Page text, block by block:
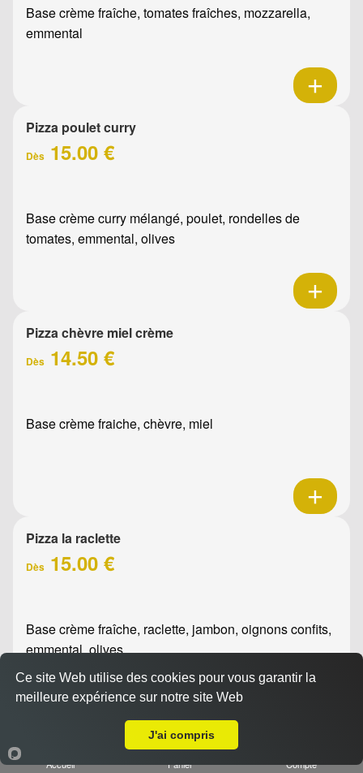
Base crème fraîche, tomates fraîches, mozzarella,
emmental
Pizza poulet curry
Dès 15.00 €
Base crème curry mélangé, poulet, rondelles de
tomates, emmental, olives
Pizza chèvre miel crème
Dès 14.50 €
Base crème fraiche, chèvre, miel
Pizza la raclette
Dès 15.00 €
Base crème fraîche, raclette, jambon, oignons confits,
emmental, olives
Accueil Panier Compte
Ce site Web utilise des cookies pour vous garantir la
meilleure expérience sur notre site Web
J'ai compris